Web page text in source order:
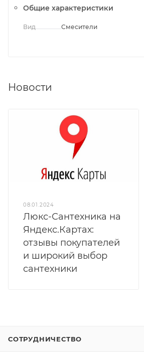
Общие характеристики
Вид Смесители
Новости
08.01.2024
Люкс-Сантехника на
Яндекс.Картах:
отзывы покупателей
и широкий выбор
сантехники
СОТРУДНИЧЕСТВО